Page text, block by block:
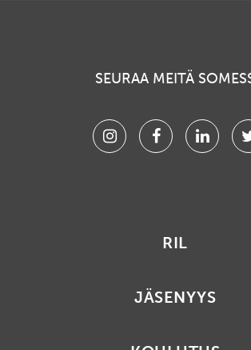
SEURAA MEITÄ
InstagramFacebook
RIL
JÄSENYYS